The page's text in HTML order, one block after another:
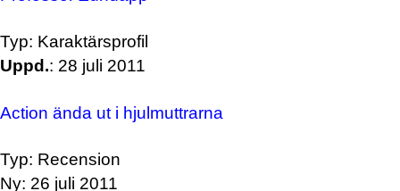
Typ: Karaktärsprofil
Uppd.: 28 juli 2011
Action ända ut i hjulmuttrarna
Typ: Recension
Ny: 26 juli 2011